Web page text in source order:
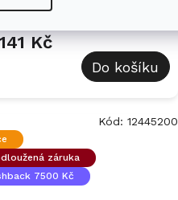
Kč
Do košíku
záruka
7500 Kč
Kód: 12445200